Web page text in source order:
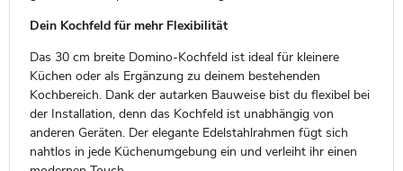
Dein Kochfeld für mehr Flexibilität
Das 30 cm breite Domino-Kochfeld ist ideal für kleinere
Küchen oder als Ergänzung zu deinem bestehenden
Kochbereich. Dank der autarken Bauweise bist du flexibel bei
der Installation, denn das Kochfeld ist unabhängig von
anderen Geräten. Der elegante Edelstahlrahmen fügt sich
nahtlos in jede Küchenumgebung ein und verleiht ihr einen